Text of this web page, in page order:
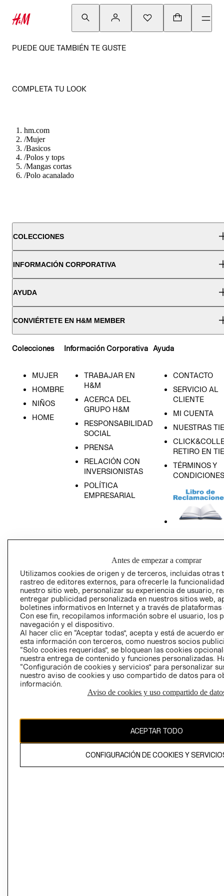
PUEDE QUE TAMBIÉN TE GUSTE
COMPLETA TU LOOK
hm.com
/Mujer
/Basicos
/Polos y tops
/Mangas cortas
/Polo acanalado
COLECCIONES
INFORMACIÓN CORPORATIVA
AYUDA
CONVIÉRTETE EN H&M MEMBER
Colecciones
MUJER
HOMBRE
NIÑOS
HOME
Información Corporativa
TRABAJAR EN
H&M
ACERCA DEL
GRUPO H&M
RESPONSABILIDAD
SOCIAL
PRENSA
RELACIÓN CON
INVERSIONISTAS
POLÍTICA
EMPRESARIAL
Ayuda
CONTACTO
SERVICIO AL
CLIENTE
MI CUENTA
NUESTRAS
RETIRO EN
TÉRMINOS Y
CONDICIONES
GIFT CARD
AVISO DE
Perú (S/)
CAMBIAR REGIÓN
propiedad de H&M Hennes & Mauritz AB
Antes de empezar a comprar
Utilizamos cookies de origen y de terceros, incluidas otras
rastreo de editores externos, para ofrecerle la
nuestro sitio web, personalizar su experiencia de usuario,
entregar publicidad personalizada en nuestros sitios web,
boletines informativos en Internet y a través de plataformas
Con ese fin, recopilamos información sobre el usuario, los
navegación y el dispositivo.
Al hacer clic en “Aceptar todas”, acepta y está de acuerdo
esta información con terceros, como nuestros socios
“Solo cookies requeridas”, se bloquean las cookies
nuestra entrega de contenido y funciones personalizadas.
“Configuración de cookies y servicios” para personalizar
nuestro aviso de cookies y uso compartido de datos para
información.
Aviso de cookies y uso compartido de
ACEPTAR TODO
CONFIGURACIÓN DE COOKIES Y